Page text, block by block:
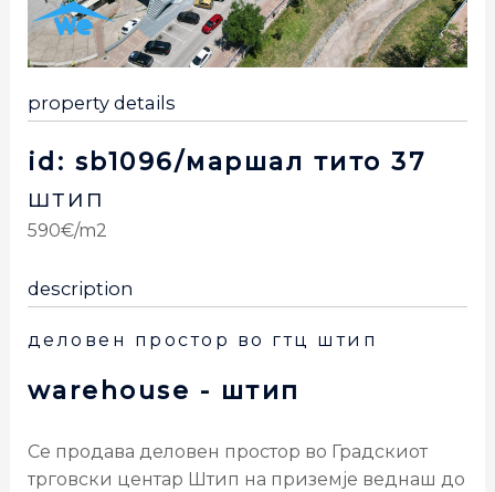
property details
id: sb1096/маршал тито 37
штип
590€/m2
description
деловен простор во гтц штип
warehouse - штип
Се продава деловен простор во Градскиот
трговски центар Штип на приземје веднаш до